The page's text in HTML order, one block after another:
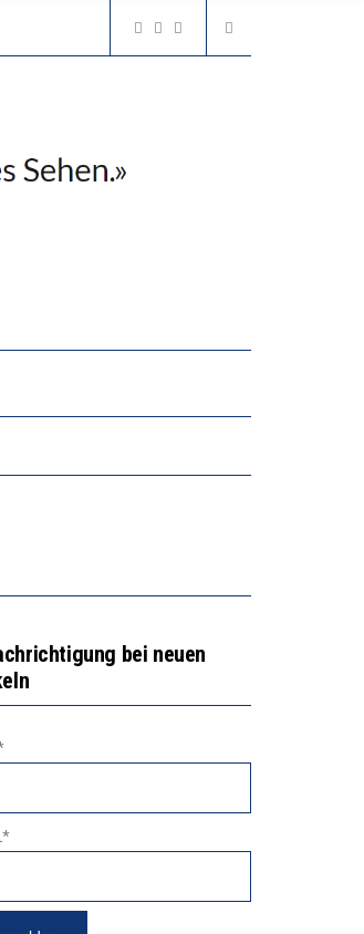
bei neuen